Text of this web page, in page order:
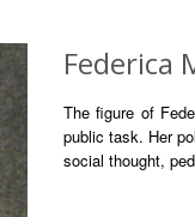
Federica
The figure of
public task. Her
social thought,